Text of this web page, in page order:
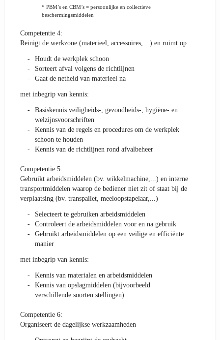
* PBM’s en CBM’s = persoonlijke en collectieve
beschermingsmiddelen
Competentie 4:
Reinigt de werkzone (materieel, accessoires,…) en ruimt op
Houdt de werkplek schoon
Sorteert afval volgens de richtlijnen
Gaat de netheid van materieel na
met inbegrip van kennis:
Basiskennis veiligheids-, gezondheids-, hygiëne- en
welzijnsvoorschriften
Kennis van de regels en procedures om de werkplek
schoon te houden
Kennis van de richtlijnen rond afvalbeheer
Competentie 5:
Gebruikt arbeidsmiddelen (bv. wikkelmachine,...) en interne
transportmiddelen waarop de bediener niet zit of staat bij de
verplaatsing (bv. transpallet, meeloopstapelaar,...)
Selecteert te gebruiken arbeidsmiddelen
Controleert de arbeidsmiddelen voor en na gebruik
Gebruikt arbeidsmiddelen op een veilige en efficiënte
manier
met inbegrip van kennis:
Kennis van materialen en arbeidsmiddelen
Kennis van opslagmiddelen (bijvoorbeeld
verschillende soorten stellingen)
Competentie 6:
Organiseert de dagelijkse werkzaamheden